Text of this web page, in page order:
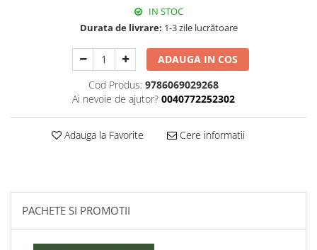
IN STOC
Durata de livrare: 1-3 zile lucrătoare
ADAUGA IN COS
Cod Produs: 9786069029268
Ai nevoie de ajutor? 0040772252302
Adauga la Favorite Cere informatii
PACHETE SI PROMOTII